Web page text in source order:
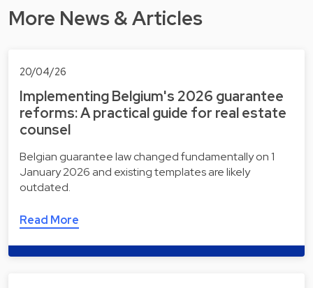
More News & Articles
20/04/26
Implementing Belgium's 2026 guarantee
reforms: A practical guide for real estate
counsel
Belgian guarantee law changed fundamentally on 1
January 2026 and existing templates are likely
outdated.
Read More